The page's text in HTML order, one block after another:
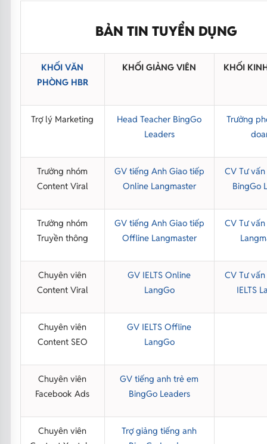
BẢN TIN TUYỂN DỤNG
KHỐI VĂN
PHÒNG HBR
KHỐI GIẢNG VIÊN KHỐI
Trợ lý Marketing
Head Teacher BingGo
Leaders
Trưởng
Trưởng nhóm
Content Viral
GV tiếng Anh Giao tiếp
Online Langmaster
CV Tư
BingGo
Trưởng nhóm
Truyền thông
GV tiếng Anh Giao tiếp
Offline Langmaster
CV Tư
Chuyên viên
Content Viral
GV IELTS Online
LangGo
CV Tư
IELTS
Chuyên viên
Content SEO
GV IELTS Offline
LangGo
Chuyên viên
Facebook Ads
GV tiếng anh trẻ em
BingGo Leaders
Chuyên viên
Trợ giảng tiếng anh